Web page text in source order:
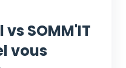
vs SOMM'IT
vous